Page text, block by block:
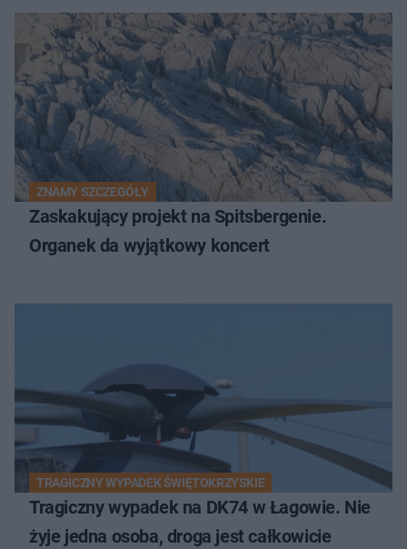
ZNAMY SZCZEGÓŁY
Zaskakujący projekt na Spitsbergenie.
Organek da wyjątkowy koncert
TRAGICZNY WYPADEK ŚWIĘTOKRZYSKIE
Tragiczny wypadek na DK74 w Łagowie. Nie
żyje jedna osoba, droga jest całkowicie